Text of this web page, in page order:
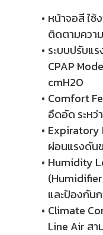
หน้าจอสี ใช้
ติดตามควา
ระบบปรับแ
CPAP
cmH2O
Comfort
อึดอัด ระหว่
Expiratory
ผ่อนแรงดัน
Humidity
และป้องกัน
Climate
Line Air ส